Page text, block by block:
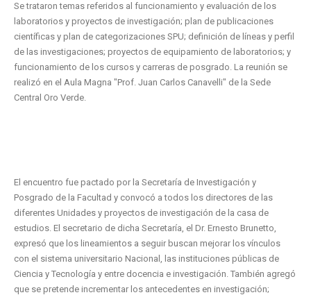
Se trataron temas referidos al funcionamiento y evaluación de los
laboratorios y proyectos de investigación; plan de publicaciones
científicas y plan de categorizaciones SPU; definición de líneas y perfil
de las investigaciones; proyectos de equipamiento de laboratorios; y
funcionamiento de los cursos y carreras de posgrado. La reunión se
realizó en el Aula Magna "Prof. Juan Carlos Canavelli" de la Sede
Central Oro Verde.
El encuentro fue pactado por la Secretaría de Investigación y
Posgrado de la Facultad y convocó a todos los directores de las
diferentes Unidades y proyectos de investigación de la casa de
estudios. El secretario de dicha Secretaría, el Dr. Ernesto Brunetto,
expresó que los lineamientos a seguir buscan mejorar los vínculos
con el sistema universitario Nacional, las instituciones públicas de
Ciencia y Tecnología y entre docencia e investigación. También agregó
que se pretende incrementar los antecedentes en investigación;